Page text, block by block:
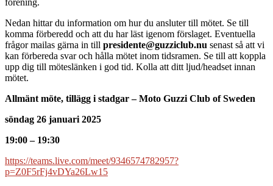
Nedan hittar du information om hur du ansluter till mötet. Se till
komma förberedd och att du har läst igenom förslaget. Eventuella
frågor mailas gärna in till presidente@guzziclub.nu senast så att vi
kan förbereda svar och hålla mötet inom tidsramen. Se till att koppla
upp dig till möteslänken i god tid. Kolla att ditt ljud/headset innan
mötet.
Allmänt möte, tillägg i stadgar – Moto Guzzi Club of Sweden
söndag 26 januari 2025
19:00 – 19:30
https://teams.live.com/meet/9346574782957?
p=Z0F5rFj4vDYa26Lw15